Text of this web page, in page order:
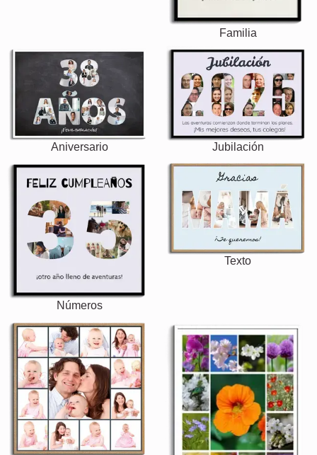
Familia
Aniversario Jubilación
Números
Texto